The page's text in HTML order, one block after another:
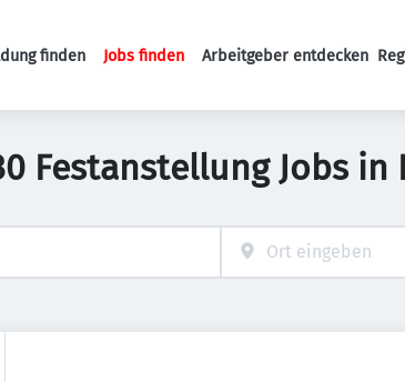
Haupt-Navigation
finden Jobs finden Arbeitgeber entdecken
Festanstellung Jobs in